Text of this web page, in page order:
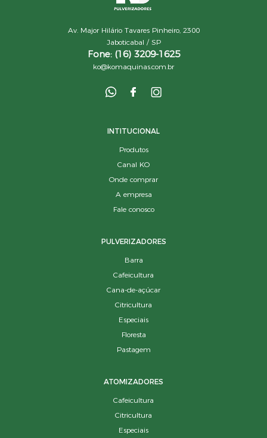
Av. Major Hilário Tavares Pinheiro, 2300
Jaboticabal / SP
Fone: (16) 3209-1625
ko@komaquinas.com.br
INTITUCIONAL
Produtos
Canal KO
Onde comprar
A empresa
Fale conosco
PULVERIZADORES
Barra
Cafeicultura
Cana-de-açúcar
Citricultura
Especiais
Floresta
Pastagem
ATOMIZADORES
Cafeicultura
Citricultura
Especiais